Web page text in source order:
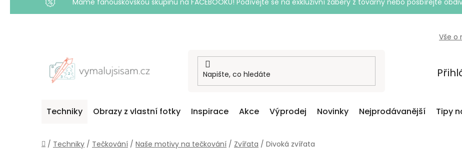
Máme fanouškovskou skupinu na FACEBOOKU! Podívejte se na exkluzivní záběry z továrny nebo posbírejte
Vše o
Techniky Obrazy z vlastní fotky Inspirace Akce Výprodej Novinky Nejprodávanější Tipy
Domů
/ Techniky / Tečkování / Naše motivy na tečkování / Zvířata / Divoká zvířata